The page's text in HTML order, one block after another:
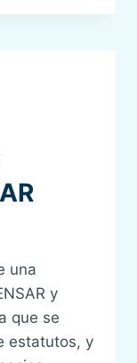
una
y
que se
estatutos, y